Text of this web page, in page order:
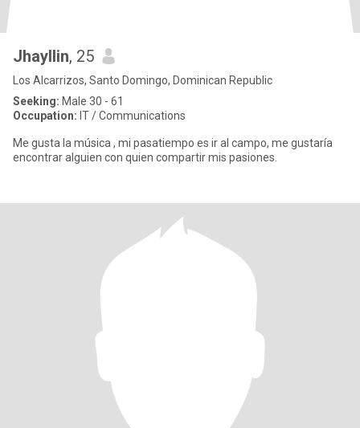
Jhayllin, 25
Los Alcarrizos, Santo Domingo, Dominican Republic
Seeking: Male 30 - 61
Occupation: IT / Communications
Me gusta la música , mi pasatiempo es ir al campo, me gustaría
encontrar alguien con quien compartir mis pasiones.